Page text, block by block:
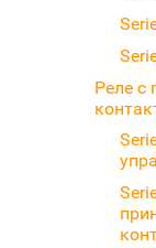
Реле с